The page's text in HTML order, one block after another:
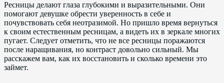
Ресницы делают глаза глубокими и выразительными. Они
помогают девушке обрести уверенность в себе и
почувствовать себя неотразимой. Но пришло время вернуться
к своим естественным ресницам, а видеть их в зеркале многих
пугает. Следует отметить, что не все ресницы поражаются
после наращивания, но контраст довольно сильный. Мы
расскажем вам, как их восстановить и сколько времени это
займет.